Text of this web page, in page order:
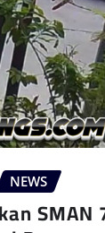
NEWS
SMAN